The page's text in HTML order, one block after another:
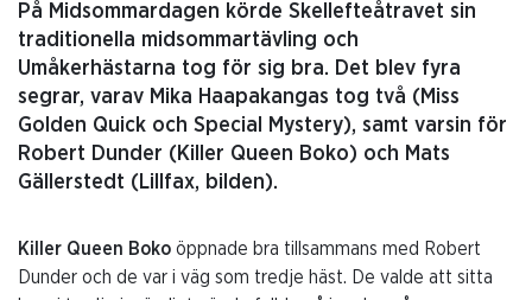
På Midsommardagen körde Skellefteåtravet sin
traditionella midsommartävling och
Umåkerhästarna tog för sig bra. Det blev fyra
segrar, varav Mika Haapakangas tog två (Miss
Golden Quick och Special Mystery), samt varsin för
Robert Dunder (Killer Queen Boko) och Mats
Gällerstedt (Lillfax, bilden).
Killer Queen Boko öppnade bra tillsammans med Robert
Dunder och de var i väg som tredje häst. De valde att sitta